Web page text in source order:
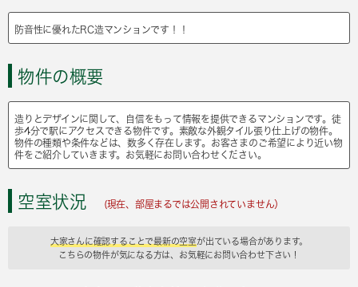
防音性に優れたRC造マンションです！！
物件の概要
造りとデザインに関して、自信をもって情報を提供できるマンションです。徒
歩4分で駅にアクセスできる物件です。素敵な外観タイル張り仕上げの物件。
物件の種類や条件などは、数多く存在します。お客さまのご希望により近い物
件をご紹介していきます。お気軽にお問い合わせください。
空室状況 (現在、部屋まるでは公開されていません）
大家さんに確認することで最新の空室が出ている場合があります。
こちらの物件が気になる方は、お気軽にお問い合わせ下さい！